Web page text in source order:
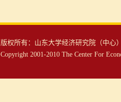
版权所有：山东大学经济研究院（中心
Copyright 2001-2010 The Center For